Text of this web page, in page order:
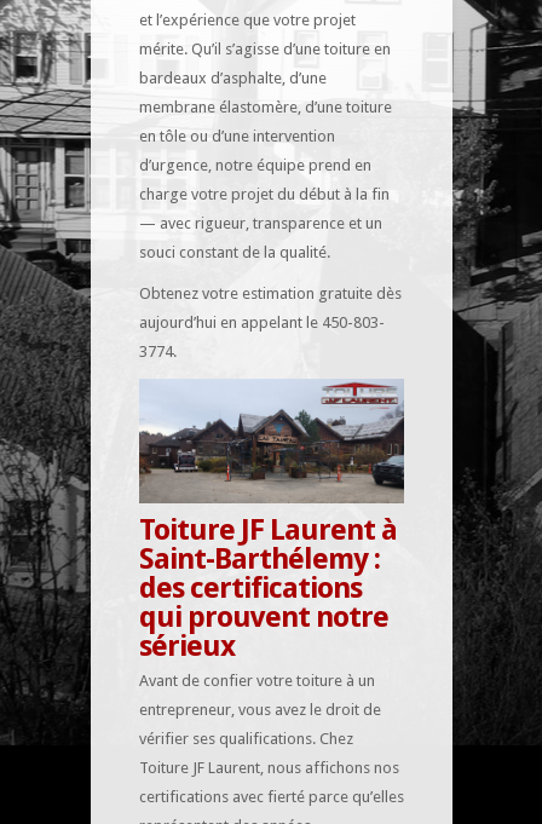
et l’expérience que votre projet
mérite. Qu’il s’agisse d’une toiture en
bardeaux d’asphalte, d’une
membrane élastomère, d’une toiture
en tôle ou d’une intervention
d’urgence, notre équipe prend en
charge votre projet du début à la fin
— avec rigueur, transparence et un
souci constant de la qualité.
Obtenez votre estimation gratuite dès
aujourd’hui en appelant le 450-803-
3774.
Toiture JF Laurent à
Saint-Barthélemy :
des certifications
qui prouvent notre
sérieux
Avant de confier votre toiture à un
entrepreneur, vous avez le droit de
vérifier ses qualifications. Chez
Toiture JF Laurent, nous affichons nos
certifications avec fierté parce qu’elles